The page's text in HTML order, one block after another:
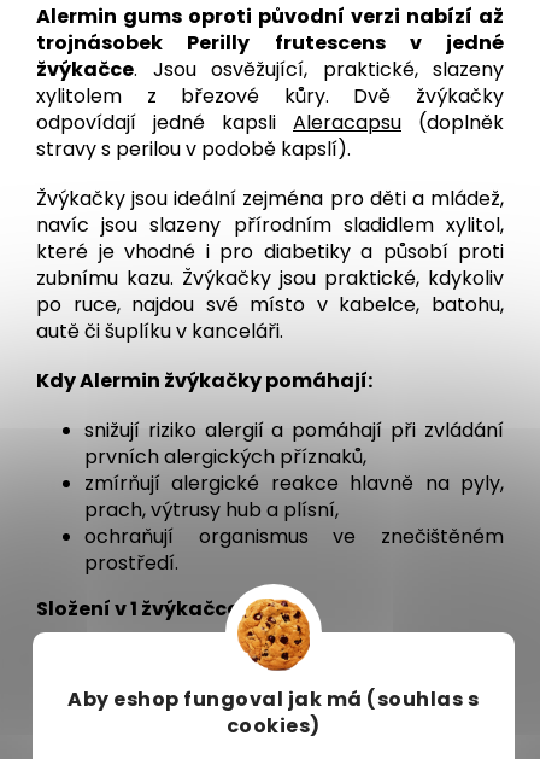
Aby eshop fungoval jak má (souhlas s
cookies)
Alermin gums oproti původní verzi nabízí až
trojnásobek Perilly frutescens v jedné
žvýkačce. Jsou osvěžující, praktické, slazeny
xylitolem z březové kůry. Dvě žvýkačky
odpovídají jedné kapsli Aleracapsu (doplněk
stravy s perilou v podobě kapslí).
Žvýkačky jsou ideální zejména pro děti a mládež,
navíc jsou slazeny přírodním sladidlem xylitol,
které je vhodné i pro diabetiky a působí proti
zubnímu kazu. Žvýkačky jsou praktické, kdykoliv
po ruce, najdou své místo v kabelce, batohu,
autě či šuplíku v kanceláři.
Kdy Alermin žvýkačky pomáhají:
snižují riziko alergií a pomáhají při zvládání
prvních alergických příznaků,
zmírňují alergické reakce hlavně na pyly,
prach, výtrusy hub a plísní,
ochraňují organismus ve znečištěném
prostředí.
Složenív 1 žvýkačce:
75 mg Perila křovitá (Perilla frutescens, sušený
extrakt odpovídající 3,9 g čerstvých listů rostliny)